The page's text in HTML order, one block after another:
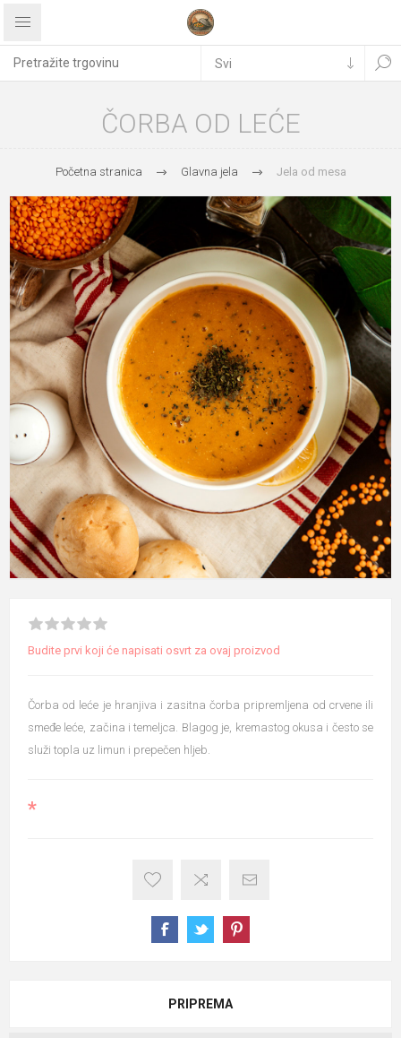
ČORBA OD LEĆE
Početna stranica Glavna jela Jela od mesa
Budite prvi koji će napisati osvrt za ovaj proizvod
Čorba od leće je hranjiva i zasitna čorba pripremljena od crvene ili
smeđe leće, začina i temeljca. Blagog je, kremastog okusa i često se
služi topla uz limun i prepečen hljeb.
*
PRIPREMA